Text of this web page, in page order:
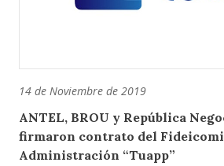
14 de Noviembre de 2019
ANTEL, BROU y República
firmaron contrato del
Administración “Tuapp”